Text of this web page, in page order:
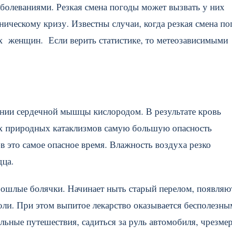
Резкая смена погоды может вызвать у них
кризу. Известны случаи, когда резкая смена
Если верить статистике, то метеозависимыми
сердечной мышцы кислородом. В результате кровь
природных катаклизмов самую большую опасность
это самое опасное время. Влажность воздуха резко
болячки. Начинает ныть старый перелом,
При этом выпитое лекарство оказывается
путешествия, садиться за руль автомобиля,